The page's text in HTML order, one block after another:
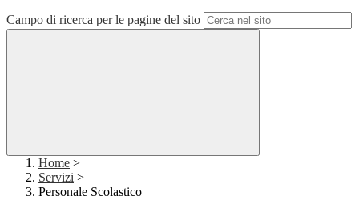
Campo di ricerca per le pagine del sito
Home >
Servizi >
Personale Scolastico